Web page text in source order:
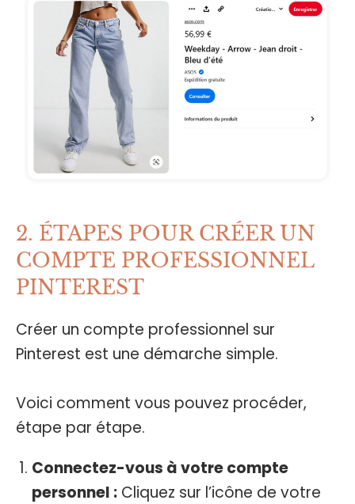
2. ÉTAPES POUR CRÉER UN
COMPTE PROFESSIONNEL
PINTEREST
Créer un compte professionnel sur
Pinterest est une démarche simple.
Voici comment vous pouvez procéder,
étape par étape.
Connectez-vous à votre compte
personnel : Cliquez sur l’icône de votre